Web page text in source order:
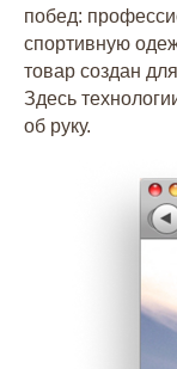
побед:
спортивную
товар создан
Здесь
об руку.